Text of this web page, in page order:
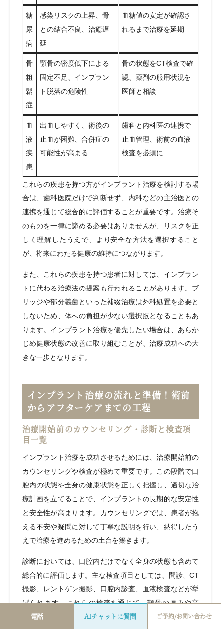
電話 AIチャットに質問 ご予約/お問い合わせ
糖
尿
病
感染リスクの上昇、骨
との結合不良、治癒遅
延
血糖値の安定が確認さ
れるまで治療を延期
骨
粗
鬆
症
顎骨の密度低下による
固定不足、インプラン
ト脱落の危険性
骨の状態をCT検査で確
認、薬剤の服用状況を
医師と相談
血
液
疾
患
出血しやすく、術後の
止血が困難、合併症の
可能性が高まる
歯科と内科医の連携で
止血管理、術前の血液
検査を必須に
これらの疾患を持つ方がインプラント治療を検討する場
合は、歯科医院だけで判断せず、内科などの主治医との
連携を通じて総合的に評価することが重要です。治療そ
のものを一律に諦める必要はありませんが、リスクを正
しく理解したうえで、より安全な方法を選択すること
が、将来にわたる健康の維持につながります。
また、これらの疾患を持つ患者に対しては、インプラン
トに代わる治療法の提案も行われることがあります。ブ
リッジや部分義歯といった補綴治療は外科処置を必要と
しないため、体への負担が少ない選択肢となることもあ
ります。インプラント治療を優先したい場合は、あらか
じめ健康状態の改善に取り組むことが、治療成功への大
きな一歩となります。
インプラント治療の流れと準備！術前
からアフターケアまでの工程
治療開始前のカウンセリング・診断と検査項
目一覧
インプラント治療を成功させるためには、治療開始前の
カウンセリングや検査が極めて重要です。この段階で口
腔内の状態や全身の健康状態を正しく把握し、適切な治
療計画を立てることで、インプラントの長期的な安定性
と安全性が高まります。カウンセリングでは、患者が抱
える不安や疑問に対して丁寧な説明を行い、納得したう
えで治療を進めるための土台を築きます。
診断においては、口腔内だけでなく全身の状態も含めて
総合的に評価します。主な検査項目としては、問診、CT
撮影、レントゲン撮影、口腔内診査、血液検査などが挙
げられます。これらの検査を通じて、顎骨の厚みや高
さ、神経や血管の位置、周囲の歯の状態、歯周病の有